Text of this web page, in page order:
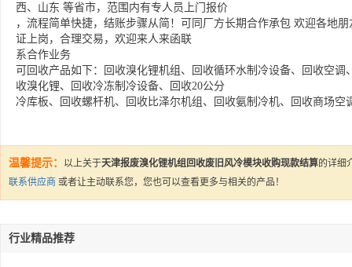
西、山东 等省市，范围内有专人员上门报价
，流程简单快捷，结账步骤从简！可同厂方长期合作承包 欢迎各地
证上岗，合理交易，欢迎来人来函联
系合作业务
可回收产品如下：回收溴化锂机组、回收循环水制冷设备、回收空
收溴化锂、回收冷冻制冷设备、回收20公分
冷库板、回收螺杆机、回收比泽尔机组、回收氨制冷机、回收商场空
温馨提示： 以上关于天津报废溴化锂机组回收废旧风冷模块收购现款结算的详细
联系供应商 或者让主动联系您，您也可以查看更多与相关的产品！
行业精品推荐